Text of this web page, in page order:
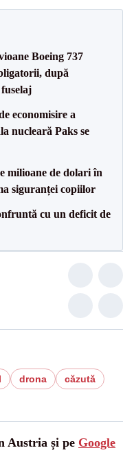
Boeing 737
după
economisire a
nucleară Paks se
milioane de dolari în
siguranței copiilor
cu un deficit de
drona
căzută
Austria și pe Google